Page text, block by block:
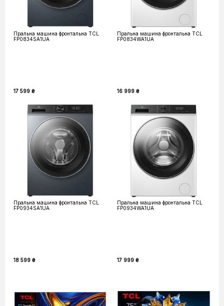
Пральна машина фронтальна TCL
FP0834SA1UA
17 599 ₴
Пральна машина фронтальна TCL
FP0834WA1UA
16 999 ₴
Пральна машина фронтальна TCL
FP0934SA1UA
18 599 ₴
Пральна машина фронтальна TCL
FP0934WA1UA
17 999 ₴